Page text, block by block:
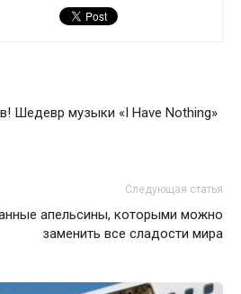
Шедевр музыки «I Have Nothing»
Следующая статья
апельсины, которыми можно
заменить все сладости мира